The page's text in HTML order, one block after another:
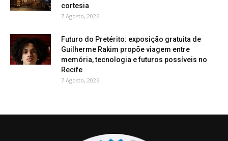
cortesia
7 Agosto, 2026
Futuro do Pretérito: exposição gratuita de
Guilherme Rakim propõe viagem entre
memória, tecnologia e futuros possíveis no
Recife
7 Agosto, 2026